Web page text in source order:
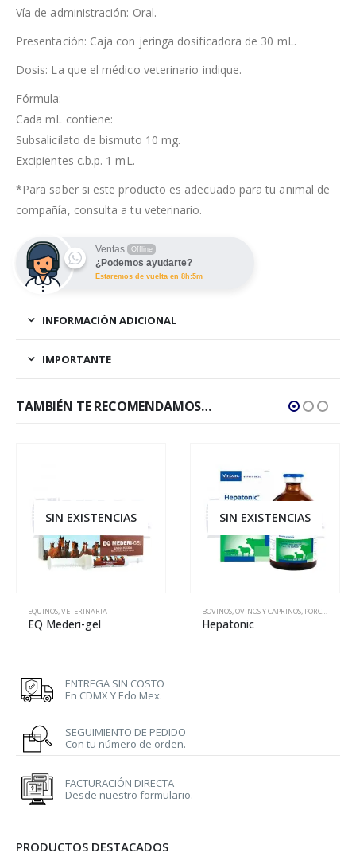
Vía de administración: Oral.
Presentación: Caja con jeringa dosificadora de 30 mL.
Dosis: La que el médico veterinario indique.
Fórmula:
Cada mL contiene:
Subsalicilato de bismuto 10 mg.
Excipientes c.b.p. 1 mL.
*Para saber si este producto es adecuado para tu animal de
compañía, consulta a tu veterinario.
Ventas Offline
¿Podemos ayudarte?
Estaremos de vuelta en 8h:5m
INFORMACIÓN ADICIONAL
IMPORTANTE
TAMBIÉN TE RECOMENDAMOS…
Y CAPRINOS,PORCINOS,VETERINARIA
SIN EXISTENCIAS
EQUINOS,VETERINARIA
EQ Mederi-gel
SIN EXISTENCIAS
BOVINOS,OVINOS Y CAPRINOS, PORCINOS
Hepatonic
ENTREGA SIN COSTO
En CDMX Y Edo Mex.
SEGUIMIENTO DE PEDIDO
Con tu número de orden.
FACTURACIÓN DIRECTA
Desde nuestro formulario.
PRODUCTOS DESTACADOS